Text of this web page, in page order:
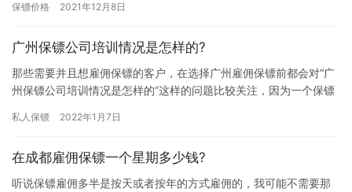
想法，…
保镖价格 2021年12月8日
广州保镖公司培训情况是怎样的?
那些需要并且想雇佣保镖的客户，在选择广州雇佣保镖前都会对“广
州保镖公司培训情况是怎样的”这样的问题比较关注，因为一个保镖
择…
私人保镖 2022年1月7日
在成都雇佣保镖一个星期多少钱?
听说保镖雇佣多半是按天或者按年的方式雇佣的，我可能不需要那